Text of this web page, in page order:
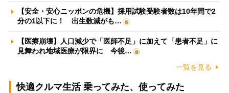
【安全・安心ニッポンの危機】採用試験受験者数は10年間で2
分の1以下に！ 出生数減がも…
【医療崩壊】人口減少で「医師不足」に加えて「患者不足」に
見舞われ地域医療が限界に 今後…
一覧を見る
快適クルマ生活 乗ってみた、使ってみた